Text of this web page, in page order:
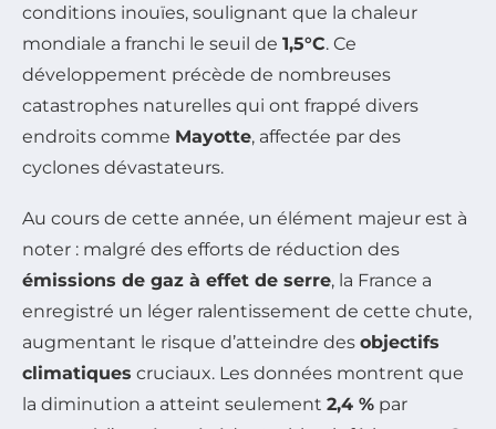
conditions inouïes, soulignant que la chaleur
mondiale a franchi le seuil de 1,5°C. Ce
développement précède de nombreuses
catastrophes naturelles qui ont frappé divers
endroits comme Mayotte, affectée par des
cyclones dévastateurs.
Au cours de cette année, un élément majeur est à
noter : malgré des efforts de réduction des
émissions de gaz à effet de serre, la France a
enregistré un léger ralentissement de cette chute,
augmentant le risque d’atteindre des objectifs
climatiques cruciaux. Les données montrent que
la diminution a atteint seulement 2,4 % par